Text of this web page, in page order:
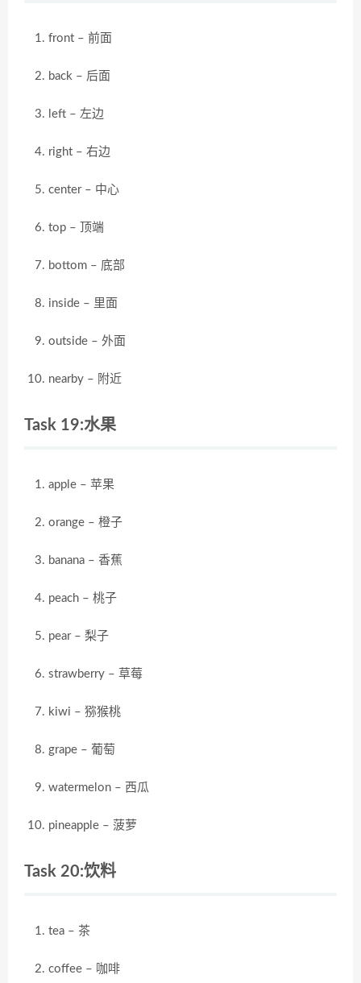
front – 前面
back – 后面
left – 左边
right – 右边
center – 中心
top – 顶端
bottom – 底部
inside – 里面
outside – 外面
nearby – 附近
Task 19:水果
apple – 苹果
orange – 橙子
banana – 香蕉
peach – 桃子
pear – 梨子
strawberry – 草莓
kiwi – 猕猴桃
grape – 葡萄
watermelon – 西瓜
pineapple – 菠萝
Task 20:饮料
tea – 茶
coffee – 咖啡